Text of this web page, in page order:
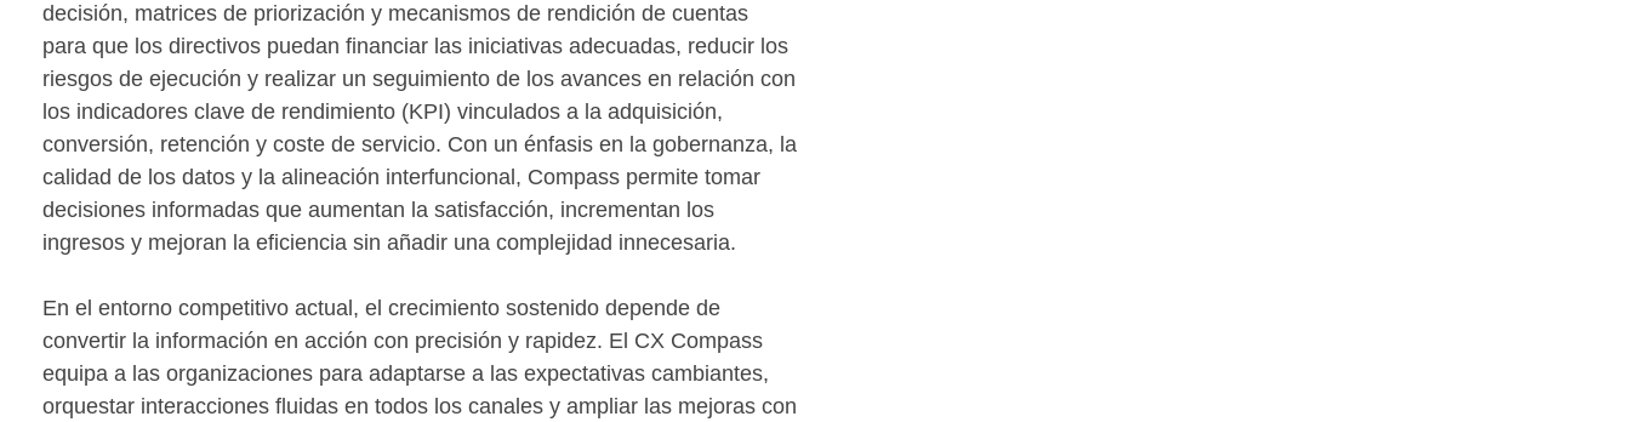
decisión, matrices de priorización y mecanismos de rendición de cuentas
para que los directivos puedan financiar las iniciativas adecuadas, reducir los
riesgos de ejecución y realizar un seguimiento de los avances en relación con
los indicadores clave de rendimiento (KPI) vinculados a la adquisición,
conversión, retención y coste de servicio. Con un énfasis en la gobernanza, la
calidad de los datos y la alineación interfuncional, Compass permite tomar
decisiones informadas que aumentan la satisfacción, incrementan los
ingresos y mejoran la eficiencia sin añadir una complejidad innecesaria.
En el entorno competitivo actual, el crecimiento sostenido depende de
convertir la información en acción con precisión y rapidez. El CX Compass
equipa a las organizaciones para adaptarse a las expectativas cambiantes,
orquestar interacciones fluidas en todos los canales y ampliar las mejoras con